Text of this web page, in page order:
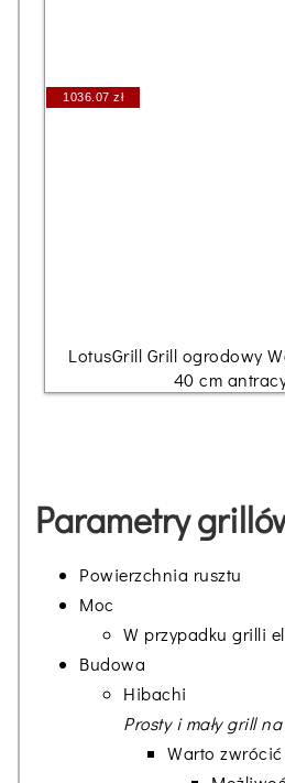
1036.07 zł
LotusGrill Grill ogrodowy
40 cm
Parametry
Powierzchnia rusztu
Moc
W przypadku grilli
Budowa
Hibachi
Prosty i mały grill
Warto